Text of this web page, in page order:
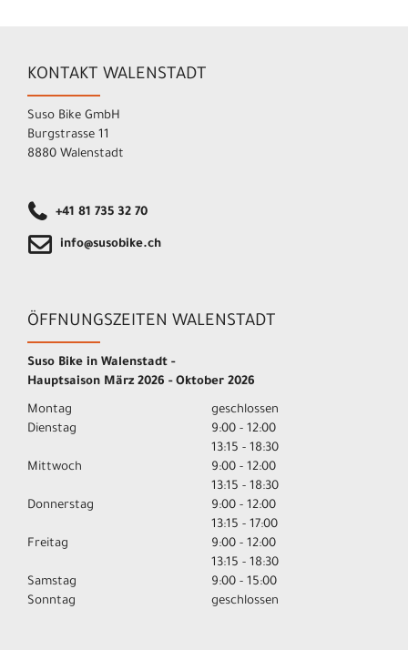
KONTAKT WALENSTADT
Suso Bike GmbH
Burgstrasse 11
8880 Walenstadt
+41 81 735 32 70
info@susobike.ch
ÖFFNUNGSZEITEN WALENSTADT
Suso Bike in Walenstadt -
Hauptsaison März 2026 - Oktober 2026
Montag
geschlossen
Dienstag
9:00 - 12:00
13:15 - 18:30
Mittwoch
9:00 - 12:00
13:15 - 18:30
Donnerstag
9:00 - 12:00
13:15 - 17:00
Freitag
9:00 - 12:00
13:15 - 18:30
Samstag
9:00 - 15:00
Sonntag
geschlossen